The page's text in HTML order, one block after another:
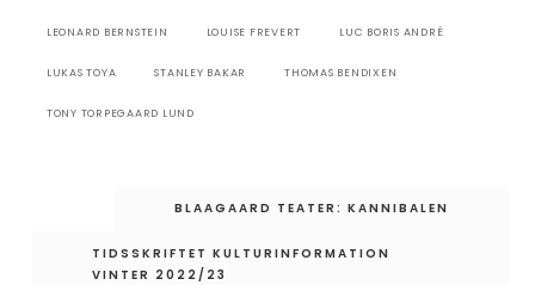
LEONARD BERNSTEIN LOUISE FREVERT LUC BORIS ANDRÉ
LUKAS TOYA STANLEY BAKAR THOMAS BENDIXEN
TONY TORPEGAARD LUND
IndlægsnavigationBLAAGAARD TEATER: KANNIBALEN
TIDSSKRIFTET KULTURINFORMATION
VINTER 2022/23